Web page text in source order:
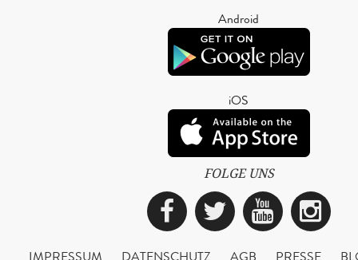
Android
iOS
FOLGE UNS
Facebook
Twitter